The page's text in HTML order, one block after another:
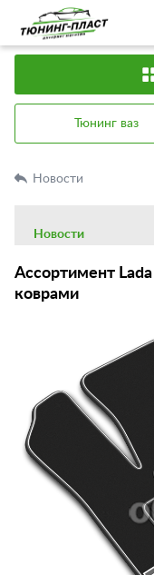
Тюнинг ваз
Новости
Новости
Доставка
Гарантия
Контакты
Отзывы
Ассортимент
коврами